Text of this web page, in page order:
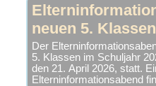
neuen 5. Klassen
Der
5. Klassen im Schuljahr
den 21. April 2026, statt.
Elterninformationsabend